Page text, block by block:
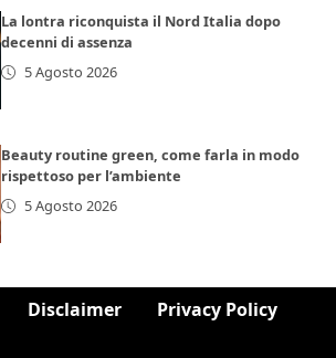
La lontra riconquista il Nord Italia dopo
decenni di assenza
5 Agosto 2026
Beauty routine green, come farla in modo
rispettoso per l’ambiente
5 Agosto 2026
Disclaimer Privacy Policy